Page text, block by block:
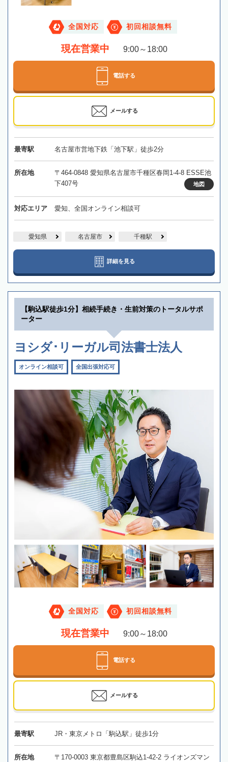
全国対応 初回相談無料
現在営業中 9:00～18:00
電話する
メールする
最寄駅 名古屋市営地下鉄「池下駅」徒歩2分
所在地
〒464-0848 愛知県名古屋市千種区春岡1-4-8 ESSE池
下407号
地図
対応エリア 愛知、全国オンライン相談可
愛知県 名古屋市 千種駅
詳細を見る
【駒込駅徒歩1分】相続手続き・生前対策のトータルサポ
ーター
ヨシダ･リーガル司法書士法人
オンライン相談可 全国出張対応可
全国対応 初回相談無料
現在営業中 9:00～18:00
電話する
メールする
最寄駅 JR・東京メトロ「駒込駅」徒歩1分
所在地
〒170-0003 東京都豊島区駒込1-42-2 ライオンズマン